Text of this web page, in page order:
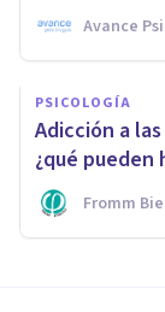
Avance
PSICOLOGÍA
Adicción a
¿qué pueden
Fromm